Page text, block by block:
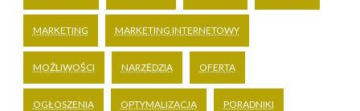
MARKETING MARKETING INTERNETOWY
MOŻLIWOŚCI NARZĘDZIA OFERTA
OGŁOSZENIA OPTYMALIZACJA PORADNIKI